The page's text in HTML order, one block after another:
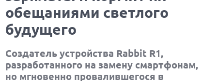
обещаниями светлого
будущего
Создатель устройства Rabbit R1,
разработанного на замену смартфонам,
но мгновенно провалившегося в